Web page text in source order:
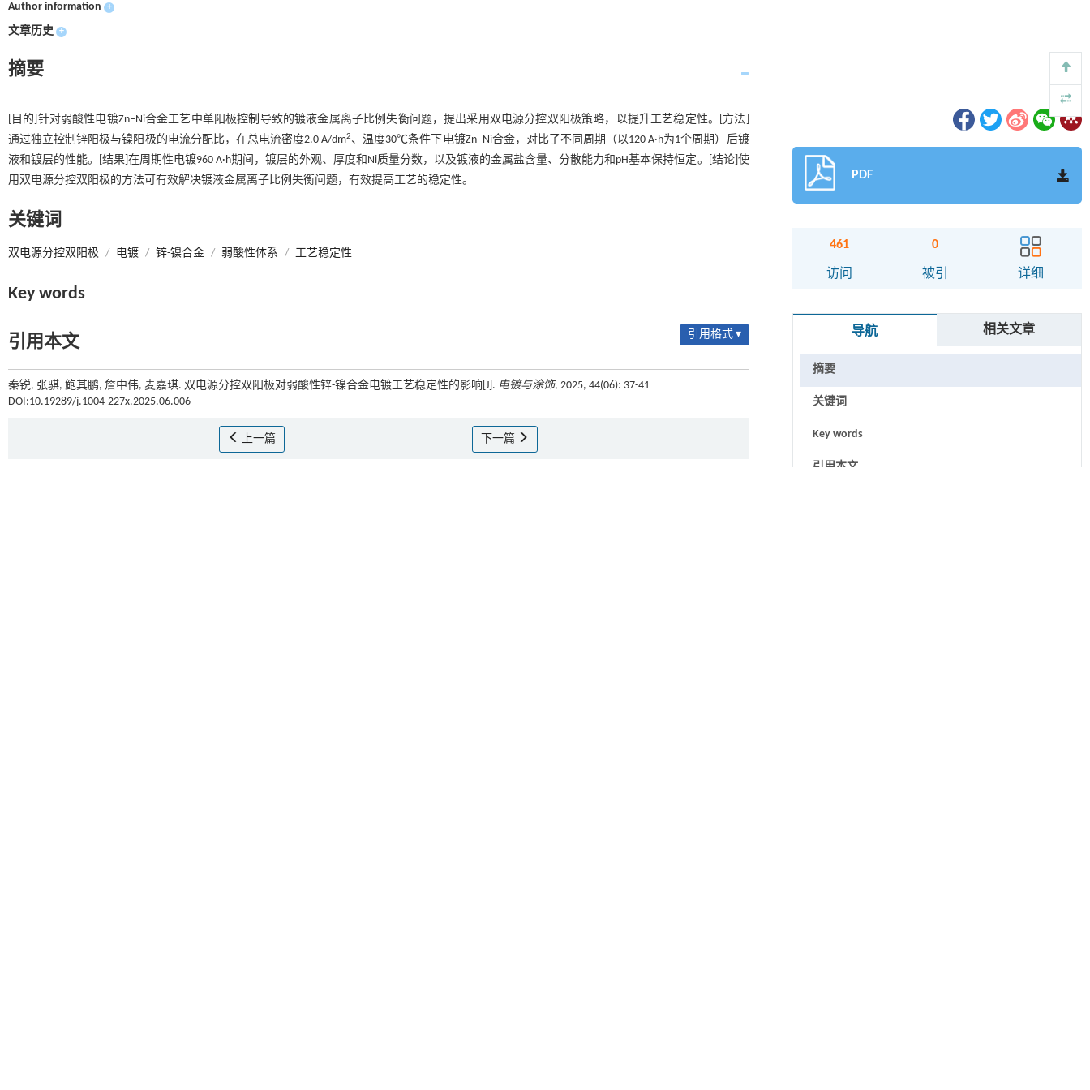
Author information +
文章历史 +
摘要
[目的]针对弱酸性电镀Zn–Ni合金工艺中单阳极控制导致的镀液金属离子比例失衡问题，提出采用双电源分控双阳极策略，以提升工艺稳定性。[方法]
通过独立控制锌阳极与镍阳极的电流分配比，在总电流密度2.0 A/dm2、温度30℃条件下电镀Zn–Ni合金，对比了不同周期（以120 A·h为1个周期）后镀
液和镀层的性能。[结果]在周期性电镀960 A·h期间，镀层的外观、厚度和Ni质量分数，以及镀液的金属盐含量、分散能力和pH基本保持恒定。[结论]使
用双电源分控双阳极的方法可有效解决镀液金属离子比例失衡问题，有效提高工艺的稳定性。
关键词
双电源分控双阳极 / 电镀 / 锌-镍合金 / 弱酸性体系 / 工艺稳定性
Key words
引用本文 引用格式 ▾
秦锐, 张骐, 鲍其鹏, 詹中伟, 麦嘉琪. 双电源分控双阳极对弱酸性锌-镍合金电镀工艺稳定性的影响[J]. 电镀与涂饰, 2025, 44(06): 37-41
DOI:10.19289/j.1004-227x.2025.06.006
上一篇 下一篇
PDF
461
访问
0
被引 详细
导航 相关文章
摘要
关键词
Key words
引用本文